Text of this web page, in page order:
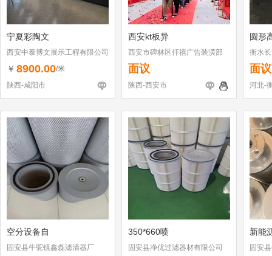
宁夏彩陶文
西安中泰博文展示工程有限公司
￥ 8900.00/米
陕西-咸阳市
西安kt板异
西安市碑林区仟禧广告装潢部
面议
陕西-西安市
圆形
衡水
面议
河北-
空分设备自
固安县牛驼镇鑫磊滤清器厂
350*660喷
固安县净优过滤器材有限公司
新能
固安